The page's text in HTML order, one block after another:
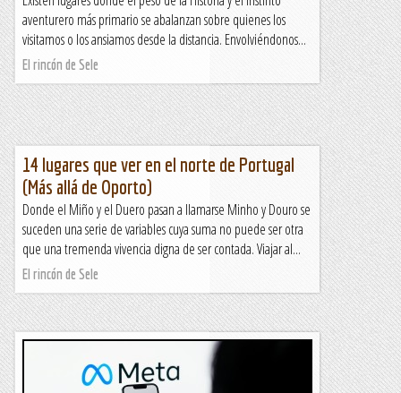
aventurero más primario se abalanzan sobre quienes los
visitamos o los ansiamos desde la distancia. Envolviéndonos...
El rincón de Sele
14 lugares que ver en el norte de Portugal
(Más allá de Oporto)
Donde el Miño y el Duero pasan a llamarse Minho y Douro se
suceden una serie de variables cuya suma no puede ser otra
que una tremenda vivencia digna de ser contada. Viajar al...
El rincón de Sele